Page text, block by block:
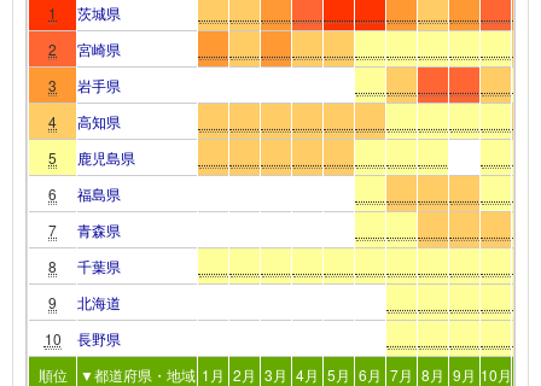
1
茨城県
2
宮崎県
3
岩手県
4
高知県
5
鹿児島県
6
福島県
7
青森県
8
千葉県
9
北海道
10
長野県
順位
▼都道府県・地域 1月 2月 3月 4月 5月 6月 7月 8月 9月 10月